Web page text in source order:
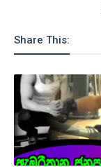
Share This: